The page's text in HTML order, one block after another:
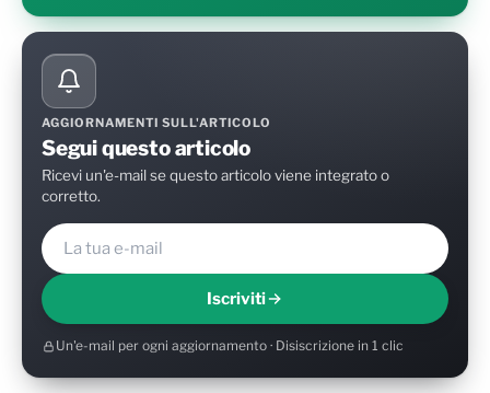
AGGIORNAMENTI SULL'ARTICOLO
Segui questo articolo
Ricevi un'e-mail se questo articolo viene integrato o
corretto.
Iscriviti
Un'e-mail per ogni aggiornamento · Disiscrizione in 1 clic